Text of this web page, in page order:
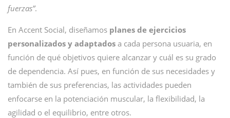
fuerzas”.
En Accent Social, diseñamos planes de ejercicios
personalizados y adaptados a cada persona usuaria, en
función de qué objetivos quiere alcanzar y cuál es su grado
de dependencia. Así pues, en función de sus necesidades y
también de sus preferencias, las actividades pueden
enfocarse en la potenciación muscular, la flexibilidad, la
agilidad o el equilibrio, entre otros.